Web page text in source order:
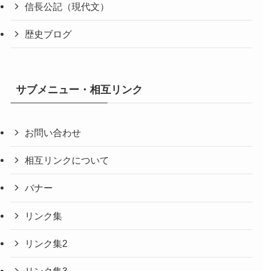
信長公記（現代文）
歴史ブログ
サブメニュー・相互リンク
お問い合わせ
相互リンクについて
バナー
リンク集
リンク集2